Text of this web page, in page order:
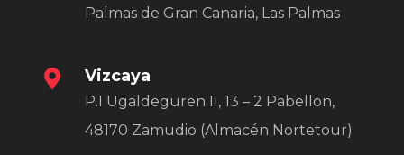
Palmas de Gran Canaria, Las Palmas
Vizcaya
P.I Ugaldeguren II, 13 – 2 Pabellon,
48170 Zamudio (Almacén Nortetour)